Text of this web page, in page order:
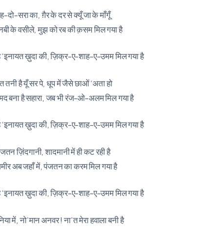
दो-सरा का, ग़ैर के दर से क्यूँ जा के माँगूँ
नबी के वसीले, मुझ को रब की क़सम मिल गया है
‘इनायत ख़ुदा की, ज़िक्र-ए-शाह-ए-उमम मिल गया है
तनी है यूँ सर पे, धूप में जैसे छाओं ‘अता हो
बना है सहारा, जब भी रंज-ओ-अलम मिल गया है
‘इनायत ख़ुदा की, ज़िक्र-ए-शाह-ए-उमम मिल गया है
ज़िंदगानी, शादमानी में ही कट रही है
अब जहाँ में, पंजतन का करम मिल गया है
‘इनायत ख़ुदा की, ज़िक्र-ए-शाह-ए-उमम मिल गया है
में, नो’मान अनवर ! ना’त मेरा हवाला बनी है